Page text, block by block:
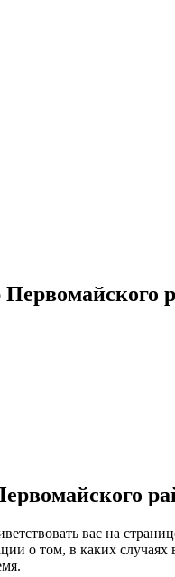
вас на
о том, в каких случаях